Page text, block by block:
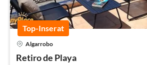
Top-Inserat
Algarrobo
Retiro de Playa